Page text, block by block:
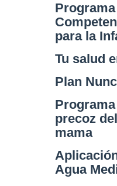
para la
Tu salud
Plan
precoz
mama
Agua